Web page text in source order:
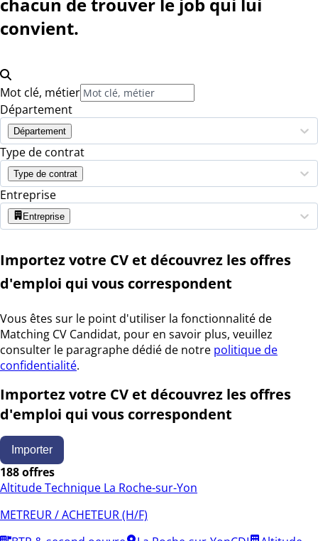
convient.
Mot clé, métier
Département
Département
Type de contrat
Type de contrat
Entreprise
Entreprise
Importez votre CV et découvrez les offres
d'emploi qui vous correspondent
Vous êtes sur le point d'utiliser la fonctionnalité de
Matching CV Candidat, pour en savoir plus, veuillez
consulter le paragraphe dédié de notre politique de
confidentialité.
Importez votre CV et découvrez les offres
d'emploi qui vous correspondent
Importer
188 offres
Altitude Technique La Roche-sur-Yon
METREUR / ACHETEUR (H/F)